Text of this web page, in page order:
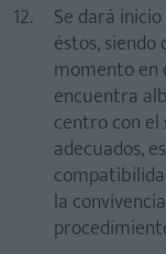
Se dará
éstos,
momento en
encuentra
centro con
adecuados,
la